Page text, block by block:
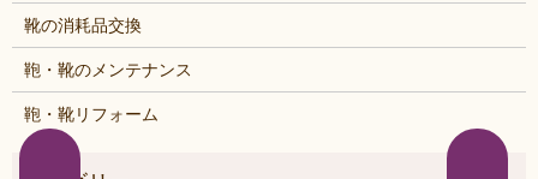
靴の消耗品交換
鞄・靴のメンテナンス
鞄・靴リフォーム